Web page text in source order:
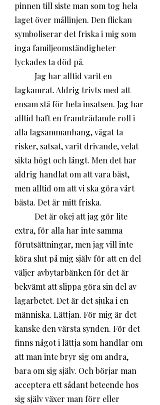
pinnen till siste man som tog hela
laget över mållinjen. Den flickan
symboliserar det friska i mig som
inga familjeomständigheter
lyckades ta död på.
lagkamrat. Aldrig trivts med att
ensam stå för hela insatsen. Jag har
alltid haft en framträdande roll i
alla lagsammanhang, vågat ta
risker, satsat, varit drivande, velat
sikta högt och långt. Men det har
aldrig handlat om att vara bäst,
men alltid om att vi ska göra vårt
bästa. Det är mitt friska.
extra, för alla har inte samma
förutsättningar, men jag vill inte
köra slut på mig själv för att en del
väljer avbytarbänken för det är
bekvämt att slippa göra sin del av
lagarbetet. Det är det sjuka i en
människa. Lättjan. För mig är det
kanske den värsta synden. För det
finns något i lättja som handlar om
att man inte bryr sig om andra,
bara om sig själv. Och börjar man
acceptera ett sådant beteende hos
sig själv växer man förr eller